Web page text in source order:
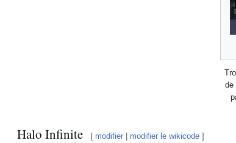
de
Halo Infinite [ modifier |modifier le wikicode ]